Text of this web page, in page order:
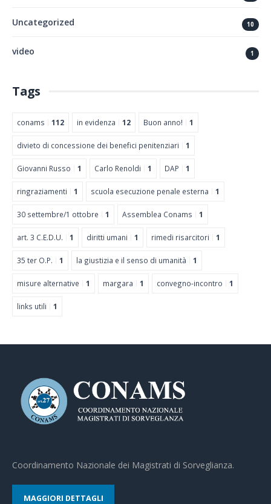
Uncategorized 10
video 1
Tags
conams 112 in evidenza 12 Buon anno! 1
divieto di concessione dei benefici penitenziari 1
Giovanni Russo 1 Carlo Renoldi 1 DAP 1
ringraziamenti 1 scuola esecuzione penale esterna 1
30 settembre/1 ottobre 1 Assemblea Conams 1
art. 3 C.E.D.U. 1 diritti umani 1 rimedi risarcitori 1
35 ter O.P. 1 la giustizia e il senso di umanità 1
misure alternative 1 margara 1 convegno-incontro 1
links utili 1
Coordinamento Nazionale dei Magistrati di Sorveglianza.
MAGGIORI DETTAGLI